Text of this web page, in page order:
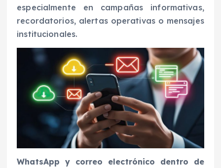
especialmente en campañas informativas,
recordatorios, alertas operativas o mensajes
institucionales.
WhatsApp y correo electrónico dentro de